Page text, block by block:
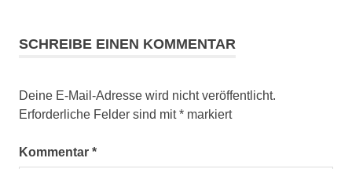
SCHREIBE EINEN KOMMENTAR
Deine E-Mail-Adresse wird nicht veröffentlicht.
Erforderliche Felder sind mit* markiert
Kommentar *